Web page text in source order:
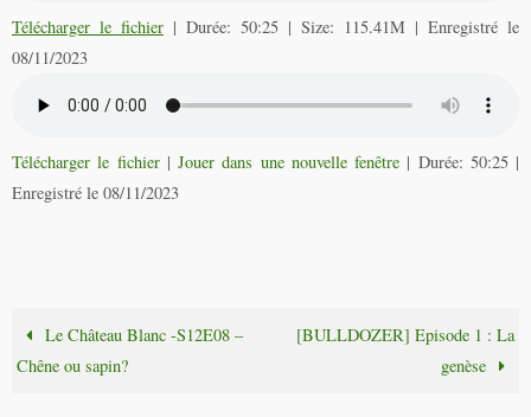
Télécharger le fichier | Durée: 50:25 | Size: 115.41M | Enregistré le
08/11/2023
Télécharger le fichier| Jouer dans une nouvelle fenêtre | Durée: 50:25|
Enregistré le 08/11/2023
Le Château Blanc -S12E08 –
Chêne ou sapin?
[BULLDOZER] Episode 1 : La
genèse